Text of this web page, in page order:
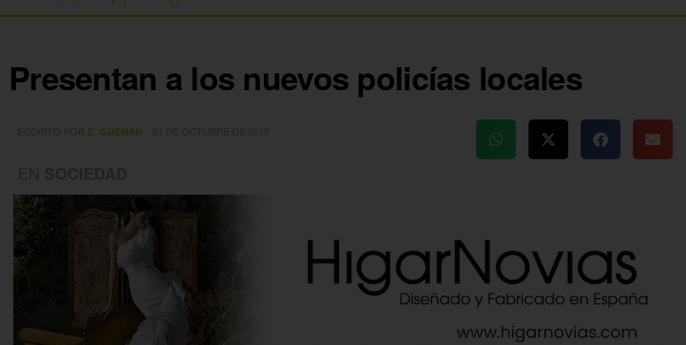
Presentan a los nuevos policías locales
E. GUZMÁN